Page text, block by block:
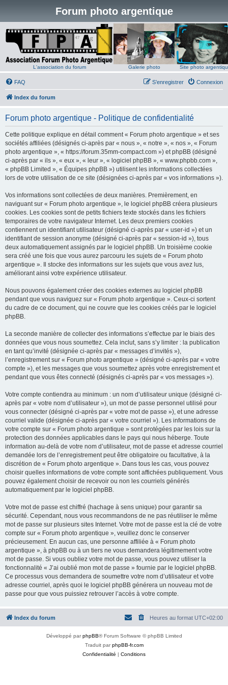
Forum photo argentique
L'association du forum Galerie photo Site photo
FAQ Connexion
S’enregistrer
Index du forum
Forum photo argentique - Politique de confidentialité
Cette politique explique en détail comment « Forum photo argentique » et ses
sociétés affiliées (désignés ci-après par « nous », « notre », « nos », « Forum
photo argentique », « https://forum.35mm-compact.com ») et phpBB (désigné
ci-après par « ils », « eux », « leur », « logiciel phpBB », « www.phpbb.com »,
« phpBB Limited », « Équipes phpBB ») utilisent les informations collectées
lors de votre utilisation de ce site (désignées ci-après par « vos informations »).
Vos informations sont collectées de deux manières. Premièrement, en
naviguant sur « Forum photo argentique », le logiciel phpBB créera plusieurs
cookies. Les cookies sont de petits fichiers texte stockés dans les fichiers
temporaires de votre navigateur Internet. Les deux premiers cookies
contiennent un identifiant utilisateur (désigné ci-après par « user-id ») et un
identifiant de session anonyme (désigné ci-après par « session-id »), tous
deux automatiquement assignés par le logiciel phpBB. Un troisième cookie
sera créé une fois que vous aurez parcouru les sujets de « Forum photo
argentique ». Il stocke des informations sur les sujets que vous avez lus,
améliorant ainsi votre expérience utilisateur.
Nous pouvons également créer des cookies externes au logiciel phpBB
pendant que vous naviguez sur « Forum photo argentique ». Ceux-ci sortent
du cadre de ce document, qui ne couvre que les cookies créés par le logiciel
phpBB.
La seconde manière de collecter des informations s’effectue par le biais des
données que vous nous soumettez. Cela inclut, sans s’y limiter : la publication
en tant qu’invité (désignée ci-après par « messages d’invités »),
l’enregistrement sur « Forum photo argentique » (désigné ci-après par « votre
compte »), et les messages que vous soumettez après votre enregistrement et
pendant que vous êtes connecté (désignés ci-après par « vos messages »).
Votre compte contiendra au minimum : un nom d’utilisateur unique (désigné ci-
après par « votre nom d’utilisateur »), un mot de passe personnel utilisé pour
vous connecter (désigné ci-après par « votre mot de passe »), et une adresse
courriel valide (désignée ci-après par « votre courriel »). Les informations de
votre compte sur « Forum photo argentique » sont protégées par les lois sur la
protection des données applicables dans le pays qui nous héberge. Toute
information au-delà de votre nom d’utilisateur, mot de passe et adresse courriel
demandée lors de l’enregistrement peut être obligatoire ou facultative, à la
discrétion de « Forum photo argentique ». Dans tous les cas, vous pouvez
choisir quelles informations de votre compte sont affichées publiquement. Vous
pouvez également choisir de recevoir ou non les courriels générés
automatiquement par le logiciel phpBB.
Votre mot de passe est chiffré (hachage à sens unique) pour garantir sa
sécurité. Cependant, nous vous recommandons de ne pas réutiliser le même
mot de passe sur plusieurs sites Internet. Votre mot de passe est la clé de votre
compte sur « Forum photo argentique », veuillez donc le conserver
précieusement. En aucun cas, une personne affiliée à « Forum photo
argentique », à phpBB ou à un tiers ne vous demandera légitimement votre
mot de passe. Si vous oubliez votre mot de passe, vous pouvez utiliser la
fonctionnalité « J’ai oublié mon mot de passe » fournie par le logiciel phpBB.
Ce processus vous demandera de soumettre votre nom d’utilisateur et votre
adresse courriel, après quoi le logiciel phpBB générera un nouveau mot de
passe pour que vous puissiez retrouver l’accès à votre compte.
Index du forum Heures au format UTC+02:00
Développé parphpBB® Forum Software © phpBB Limited
Traduit parphpBB-fr.com
Confidentialité | Conditions